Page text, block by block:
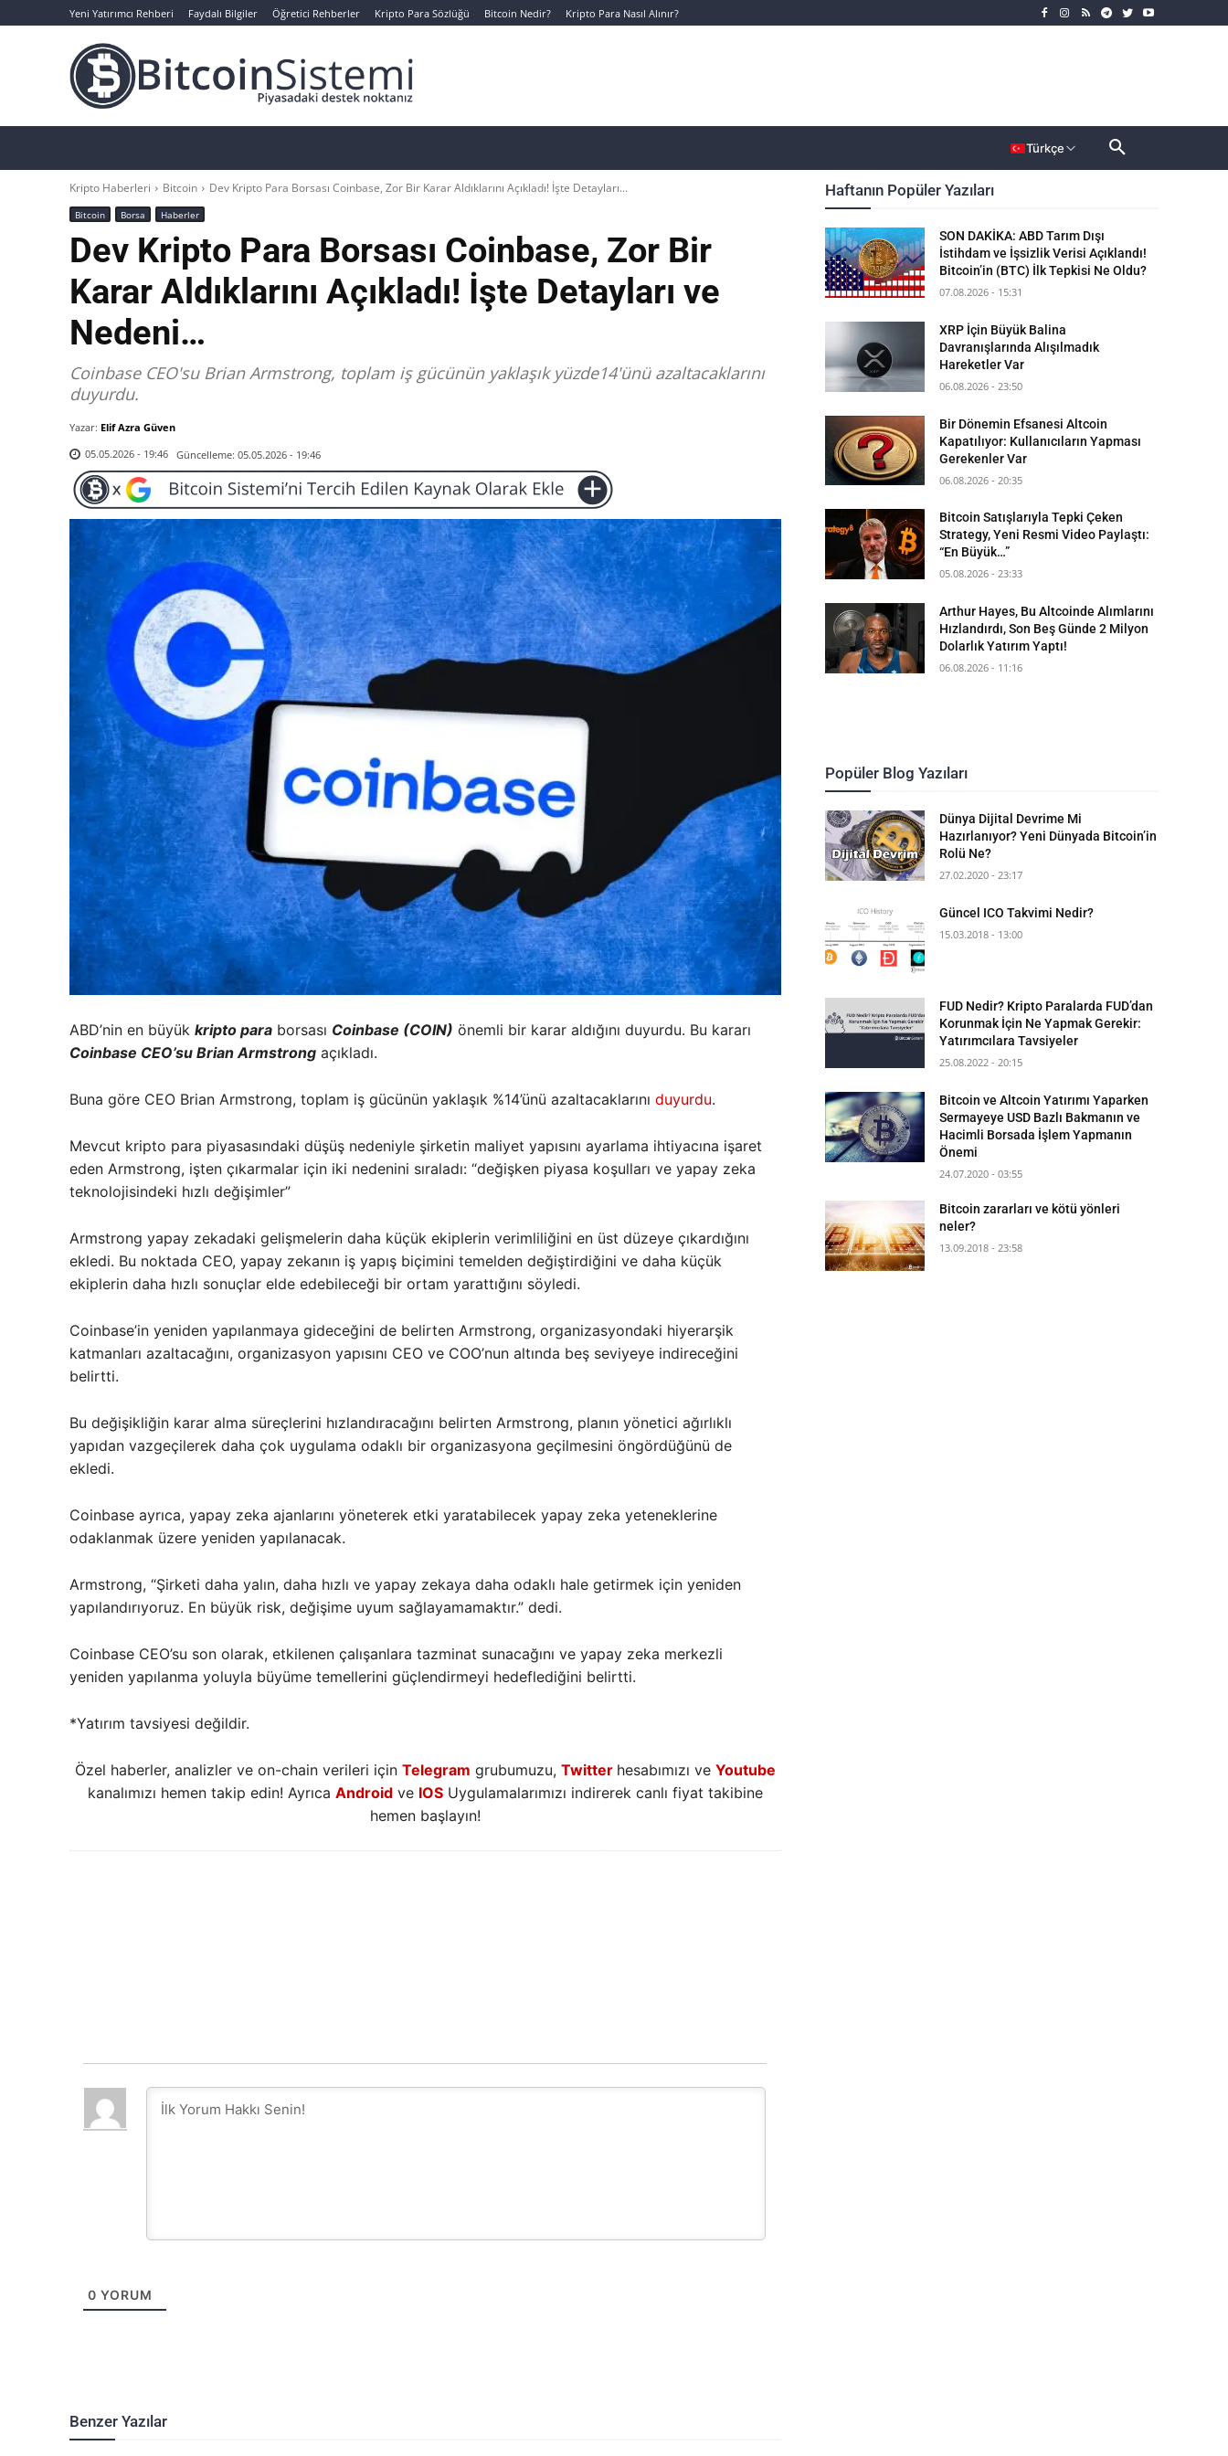
Yeni Yatırımcı Rehberi Faydalı Bilgiler Öğretici Rehberler Kripto Para Sözlüğü Bitcoin Nedir? Kripto Para Nasıl Alınır?
Türkçe
Kripto Haberleri Bitcoin Dev Kripto Para Borsası Coinbase, Zor Bir Karar Aldıklarını Açıkladı! İşte Detayları...
Bitcoin Borsa Haberler
Dev Kripto Para Borsası Coinbase, Zor Bir
Karar Aldıklarını Açıkladı! İşte Detayları ve
Nedeni…
Coinbase CEO'su Brian Armstrong, toplam iş gücünün yaklaşık yüzde14'ünü azaltacaklarını
duyurdu.
Yazar: Elif Azra Güven
05.05.2026 - 19:46 Güncelleme: 05.05.2026 - 19:46
ABD’nin en büyük kripto para borsası Coinbase (COIN) önemli bir karar aldığını duyurdu. Bu kararı
Coinbase CEO’su Brian Armstrong açıkladı.
Buna göre CEO Brian Armstrong, toplam iş gücünün yaklaşık %14’ünü azaltacaklarını duyurdu.
Mevcut kripto para piyasasındaki düşüş nedeniyle şirketin maliyet yapısını ayarlama ihtiyacına işaret
eden Armstrong, işten çıkarmalar için iki nedenini sıraladı: “değişken piyasa koşulları ve yapay zeka
teknolojisindeki hızlı değişimler”
Armstrong yapay zekadaki gelişmelerin daha küçük ekiplerin verimliliğini en üst düzeye çıkardığını
ekledi. Bu noktada CEO, yapay zekanın iş yapış biçimini temelden değiştirdiğini ve daha küçük
ekiplerin daha hızlı sonuçlar elde edebileceği bir ortam yarattığını söyledi.
Coinbase’in yeniden yapılanmaya gideceğini de belirten Armstrong, organizasyondaki hiyerarşik
katmanları azaltacağını, organizasyon yapısını CEO ve COO’nun altında beş seviyeye indireceğini
belirtti.
Bu değişikliğin karar alma süreçlerini hızlandıracağını belirten Armstrong, planın yönetici ağırlıklı
yapıdan vazgeçilerek daha çok uygulama odaklı bir organizasyona geçilmesini öngördüğünü de
ekledi.
Coinbase ayrıca, yapay zeka ajanlarını yöneterek etki yaratabilecek yapay zeka yeteneklerine
odaklanmak üzere yeniden yapılanacak.
Armstrong, “Şirketi daha yalın, daha hızlı ve yapay zekaya daha odaklı hale getirmek için yeniden
yapılandırıyoruz. En büyük risk, değişime uyum sağlayamamaktır.” dedi.
Coinbase CEO’su son olarak, etkilenen çalışanlara tazminat sunacağını ve yapay zeka merkezli
yeniden yapılanma yoluyla büyüme temellerini güçlendirmeyi hedeflediğini belirtti.
*Yatırım tavsiyesi değildir.
Özel haberler, analizler ve on-chain verileri için Telegram grubumuzu, Twitter hesabımızı ve Youtube
kanalımızı hemen takip edin! Ayrıca Androidve IOSUygulamalarımızı indirerek canlı fiyat takibine
hemen başlayın!
0 YORUM
Benzer Yazılar
Haftanın Popüler Yazıları
SON DAKİKA: ABD Tarım Dışı
İstihdam ve İşsizlik Verisi Açıklandı!
Bitcoin’in (BTC) İlk Tepkisi Ne Oldu?
07.08.2026 - 15:31
XRP İçin Büyük Balina
Davranışlarında Alışılmadık
Hareketler Var
06.08.2026 - 23:50
Bir Dönemin Efsanesi Altcoin
Kapatılıyor: Kullanıcıların Yapması
Gerekenler Var
06.08.2026 - 20:35
Bitcoin Satışlarıyla Tepki Çeken
Strategy, Yeni Resmi Video Paylaştı:
“En Büyük…”
05.08.2026 - 23:33
Arthur Hayes, Bu Altcoinde Alımlarını
Hızlandırdı, Son Beş Günde 2 Milyon
Dolarlık Yatırım Yaptı!
06.08.2026 - 11:16
Popüler Blog Yazıları
Dünya Dijital Devrime Mi
Hazırlanıyor? Yeni Dünyada Bitcoin’in
Rolü Ne?
27.02.2020 - 23:17
Güncel ICO Takvimi Nedir?
15.03.2018 - 13:00
FUD Nedir? Kripto Paralarda FUD’dan
Korunmak İçin Ne Yapmak Gerekir:
Yatırımcılara Tavsiyeler
25.08.2022 - 20:15
Bitcoin ve Altcoin Yatırımı Yaparken
Sermayeye USD Bazlı Bakmanın ve
Hacimli Borsada İşlem Yapmanın
Önemi
24.07.2020 - 03:55
Bitcoin zararları ve kötü yönleri
neler?
13.09.2018 - 23:58